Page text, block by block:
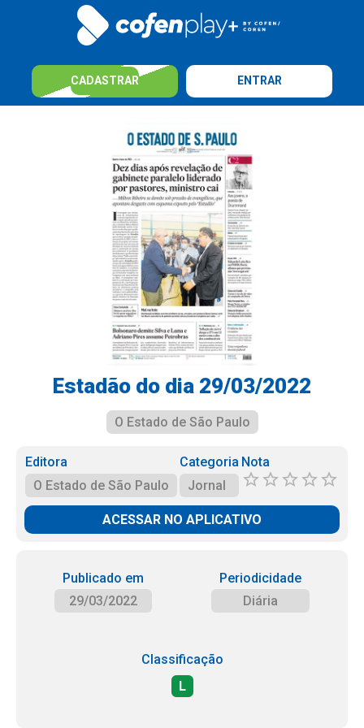
CADASTRAR ENTRAR
Estadão do dia 29/03/2022
O Estado de São Paulo
Editora
O Estado de São Paulo
Categoria
Jornal
Nota
ACESSAR NO APLICATIVO
Publicado em
29/03/2022
Periodicidade
Diária
Classificação
L